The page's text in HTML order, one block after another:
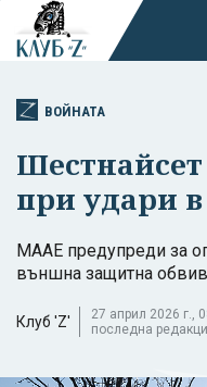
ВОЙНАТА
при удари
МААЕ предупреди за
външна защитна
Клуб 'Z'
27 април 2026 г.,
последна